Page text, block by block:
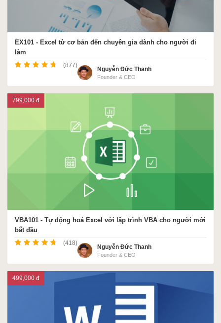
EX101 - Excel từ cơ bản đến chuyên gia dành cho người đi
làm
(877)
Nguyễn Đức Thanh
Founder & CEO
VBA101 - Tự động hoá Excel với lập trình VBA cho người mới
bắt đầu
(418)
Nguyễn Đức Thanh
Founder & CEO
799,000 đ
499,000 đ